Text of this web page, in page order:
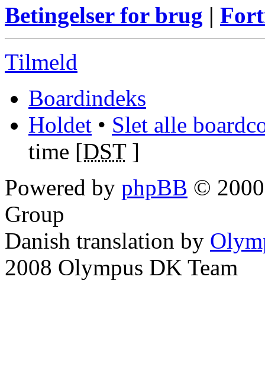
Betingelser for brug |
Tilmeld
Boardindeks
Holdet • Slet alle
time [DST]
Powered by phpBB ©
Group
Danish translation by
2008 Olympus DK Team